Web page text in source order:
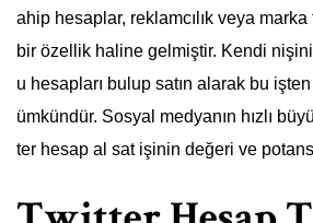
ahip hesaplar, reklamcılık veya marka
bir özellik haline gelmiştir. Kendi
u hesapları bulup satın alarak bu
ümkündür. Sosyal medyanın hızlı
ter hesap al sat işinin değeri ve